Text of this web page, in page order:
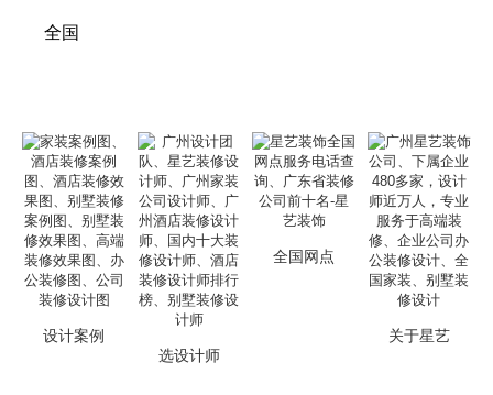
全国
设计案例
选设计师
全国网点
关于星艺